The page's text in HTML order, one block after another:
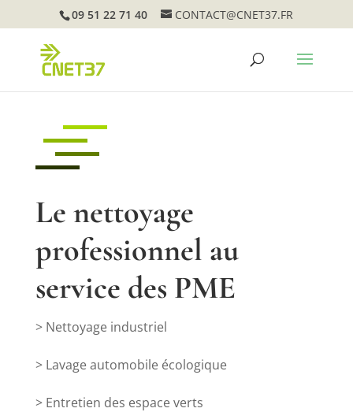
09 51 22 71 40 CONTACT@CNET37.FR
Le nettoyage
professionnel au
service des PME
> Nettoyage industriel
> Lavage automobile écologique
> Entretien des espace verts